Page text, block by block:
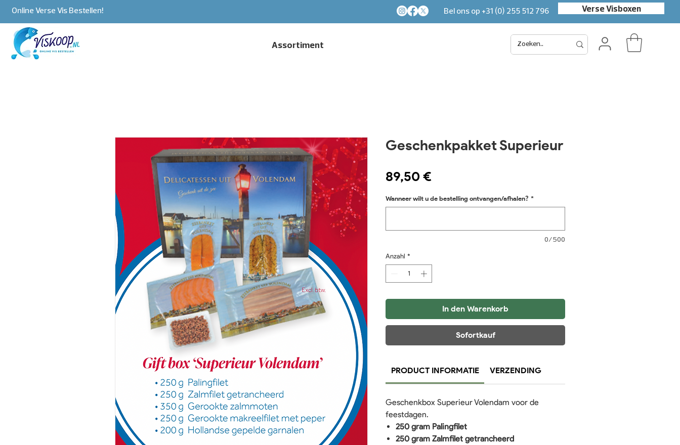
Online Verse Vis Bestellen! Bel ons op +31 (0) 255 512 796 Verse Visboxen
Assortiment
Geschenkpakket Superieur
89,50 €Preis
Wanneer wilt u de bestelling ontvangen/afhalen? *
0/500
Anzahl *
In den Warenkorb
Sofortkauf
PRODUCT INFORMATIE VERZENDING
Geschenkbox Superieur Volendam voor de
feestdagen.
250 gram Palingfilet
250 gram Zalmfilet getrancheerd